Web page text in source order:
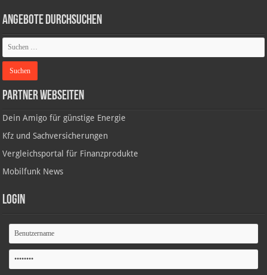
Angebote durchsuchen
Partner Webseiten
Dein Amigo für günstige Energie
Kfz und Sachversicherungen
Vergleichsportal für Finanzprodukte
Mobilfunk News
Login